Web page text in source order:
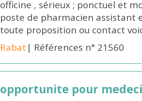
officine , sérieux ; ponctuel et
poste de pharmacien
toute proposition ou contact
Rabat | Références n° 21560
opportunite pour